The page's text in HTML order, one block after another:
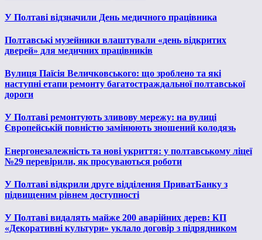
У Полтаві відзначили День медичного працівника
Полтавські музейники влаштували «день відкритих
дверей» для медичних працівників
Вулиця Паїсія Величковського: що зроблено та які
наступні етапи ремонту багатостраждальної полтавської
дороги
У Полтаві ремонтують зливову мережу: на вулиці
Європейській повністю замінюють зношений колодязь
Енергонезалежність та нові укриття: у полтавському ліцеї
№29 перевірили, як просуваються роботи
У Полтаві відкрили друге відділення ПриватБанку з
підвищеним рівнем доступності
У Полтаві видалять майже 200 аварійних дерев: КП
«Декоративні культури» уклало договір з підрядником